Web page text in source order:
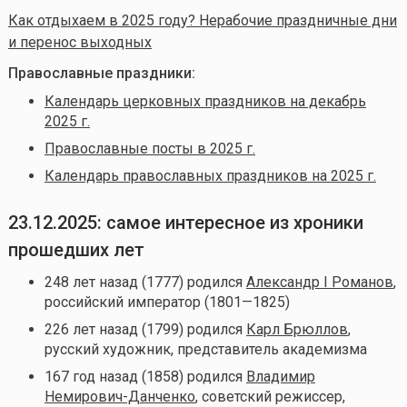
Как отдыхаем в 2025 году? Нерабочие праздничные дни
и перенос выходных
Православные праздники:
Календарь церковных праздников на декабрь
2025 г.
Православные посты в 2025 г.
Календарь православных праздников на 2025 г.
23.12.2025: самое интересное из хроники
прошедших лет
248 лет назад (1777) родился Александр I Романов,
российский император (1801—1825)
226 лет назад (1799) родился Карл Брюллов,
русский художник, представитель академизма
167 год назад (1858) родился Владимир
Немирович-Данченко, советский режиссер,